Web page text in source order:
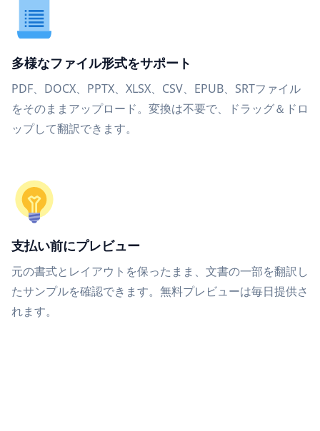
多様なファイル形式をサポート
PDF、DOCX、PPTX、XLSX、CSV、EPUB、SRTファイル
をそのままアップロード。変換は不要で、ドラッグ＆ドロ
ップして翻訳できます。
支払い前にプレビュー
元の書式とレイアウトを保ったまま、文書の一部を翻訳し
たサンプルを確認できます。無料プレビューは毎日提供さ
れます。